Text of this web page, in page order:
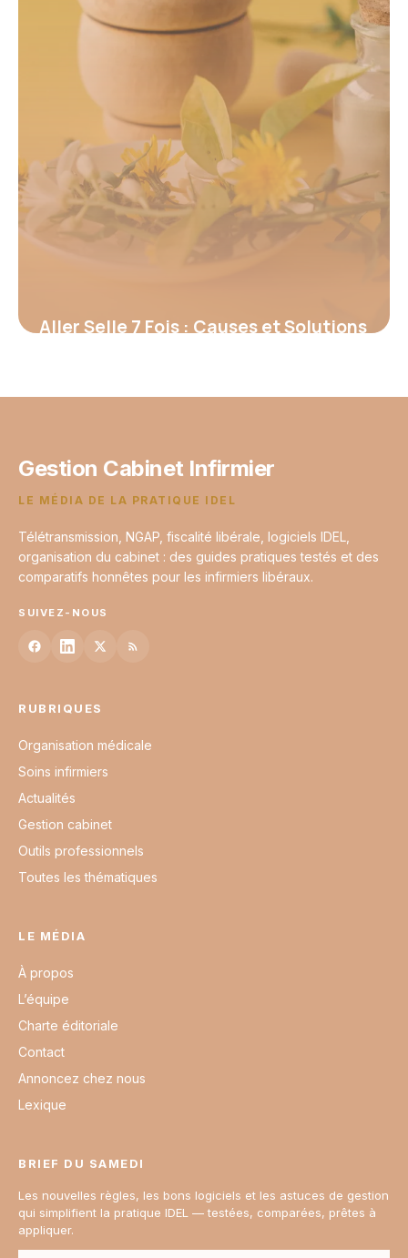
Aller Selle 7 Fois : Causes et Solutions
Gestion Cabinet Infirmier
LE MÉDIA DE LA PRATIQUE IDEL
Télétransmission, NGAP, fiscalité libérale, logiciels IDEL,
organisation du cabinet : des guides pratiques testés et des
comparatifs honnêtes pour les infirmiers libéraux.
SUIVEZ-NOUS
RUBRIQUES
Organisation médicale
Soins infirmiers
Actualités
Gestion cabinet
Outils professionnels
Toutes les thématiques
LE MÉDIA
À propos
L’équipe
Charte éditoriale
Contact
Annoncez chez nous
Lexique
BRIEF DU SAMEDI
Les nouvelles règles, les bons logiciels et les astuces de gestion
qui simplifient la pratique IDEL — testées, comparées, prêtes à
appliquer.